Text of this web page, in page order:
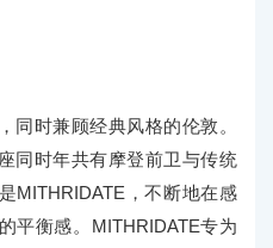
同时兼顾经典风格的伦敦。
同时年共有摩登前卫与传统
MITHRIDATE，不断地在感
平衡感。MITHRIDATE专为